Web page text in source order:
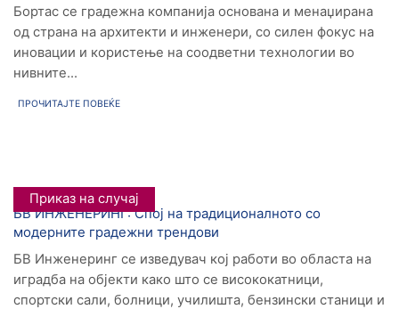
Бортас се градежна компанија основана и менаџирана
од страна на архитекти и инженери, со силен фокус на
иновации и користење на соодветни технологии во
нивните...
ПРОЧИТАЈТЕ ПОВЕЌЕ
Приказ на случај
БВ ИНЖЕНЕРИНГ: Спој на традиционалното со
модерните градежни трендови
БВ Инженеринг се изведувач кој работи во областа на
иградба на објекти како што се висококатници,
спортски сали, болници, училишта, бензински станици и